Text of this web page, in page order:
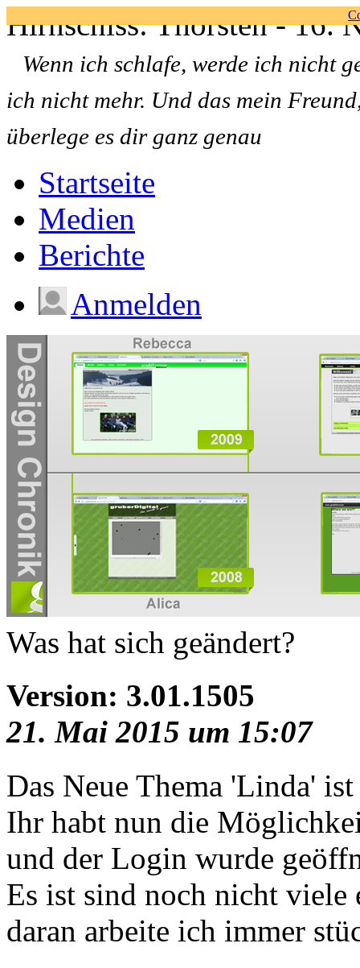
Hirnschiss: Thorsten - 16.
Wenn ich schlafe, werde ich nicht
ich nicht mehr. Und das mein
überlege es dir ganz genau
Startseite
Medien
Berichte
Anmelden
Was hat sich geändert?
Version: 3.01.1505
21. Mai 2015 um 15:07
Das Neue Thema 'Linda'
Ihr habt nun die
und der Login wurde
Es ist sind noch nicht
daran arbeite ich immer